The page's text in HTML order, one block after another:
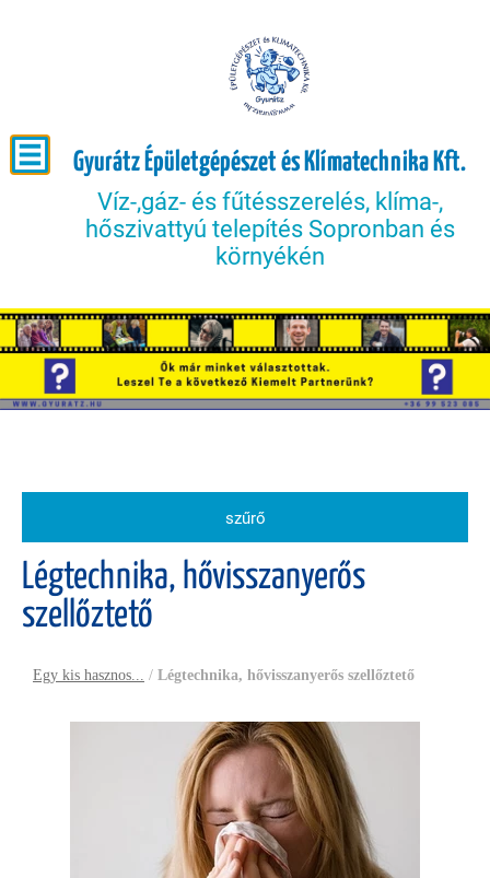
Gyurátz Épületgépészet és Klímatechnika Kft.
Víz-,gáz- és fűtésszerelés, klíma-,
hőszivattyú telepítés Sopronban és
környékén
szűrő
Légtechnika, hővisszanyerős
szellőztető
Egy kis hasznos... / Légtechnika, hővisszanyerős szellőztető